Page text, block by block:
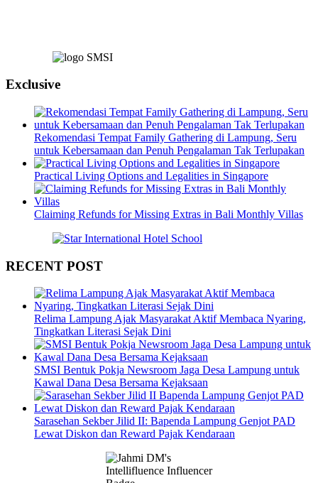
Exclusive
Rekomendasi Tempat Family Gathering di Lampung, Seru
untuk Kebersamaan dan Penuh Pengalaman Tak Terlupakan
Practical Living Options and Legalities in Singapore
Claiming Refunds for Missing Extras in Bali Monthly Villas
RECENT POST
Relima Lampung Ajak Masyarakat Aktif Membaca Nyaring,
Tingkatkan Literasi Sejak Dini
SMSI Bentuk Pokja Newsroom Jaga Desa Lampung untuk
Kawal Dana Desa Bersama Kejaksaan
Sarasehan Sekber Jilid II: Bapenda Lampung Genjot PAD
Lewat Diskon dan Reward Pajak Kendaraan